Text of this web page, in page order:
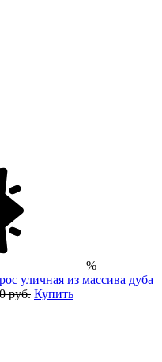
%
уличная из массива дуба
руб. Купить